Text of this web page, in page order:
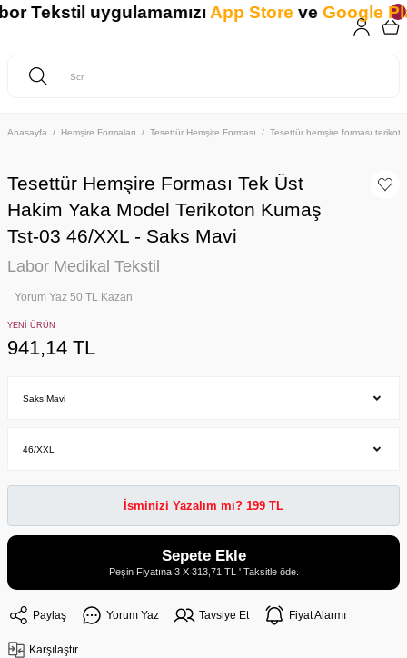
Anasayfa Hemşire Formaları Tesettür Hemşire Forması Tesettür hemşire forması
Tesettür Hemşire Forması Tek Üst
Hakim Yaka Model Terikoton Kumaş
Tst-03 46/XXL - Saks Mavi
Labor Medikal Tekstil
Yorum Yaz 50 TL Kazan
YENİ ÜRÜN
941,14 TL
İsminizi Yazalım mı? 199 TL
Sepete Ekle
Peşin Fiyatına 3 X 313,71 TL ' Taksitle öde.
Paylaş Yorum Yaz Tavsiye Et Fiyat Alarmı
Karşılaştır
Tekstil uygulamamızıApp StoreveGoogle Play